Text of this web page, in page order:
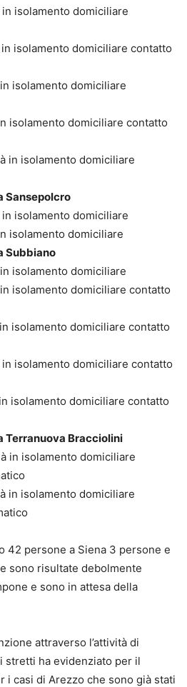
isolamento domiciliare
isolamento domiciliare contatto
isolamento domiciliare
isolamento domiciliare contatto
in isolamento domiciliare
Sansepolcro
isolamento domiciliare
isolamento domiciliare
Subbiano
isolamento domiciliare
isolamento domiciliare contatto
isolamento domiciliare contatto
isolamento domiciliare contatto
isolamento domiciliare contatto
Terranuova Bracciolini
in isolamento domiciliare
in isolamento domiciliare
42 persone a Siena 3 persone e
sono risultate debolmente
e sono in attesa della
attraverso l’attività di
stretti ha evidenziato per il
i casi di Arezzo che sono già stati